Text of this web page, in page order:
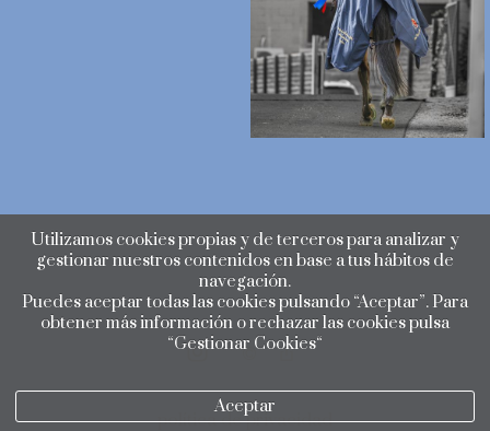
política de privacidad
Utilizamos cookies propias y de terceros para analizar y
gestionar nuestros contenidos en base a tus hábitos de
navegación.
Puedes aceptar todas las cookies pulsando “Aceptar”. Para
obtener más información o rechazar las cookies pulsa
“Gestionar Cookies“
Aceptar